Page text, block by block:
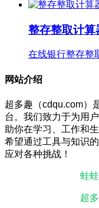
整存整取计算
在线银行整存整
网站介绍
超多趣（cdqu.com）
台。我们致力于为用
助你在学习、工作和
希望通过工具与知识
应对各种挑战！
蛙
超